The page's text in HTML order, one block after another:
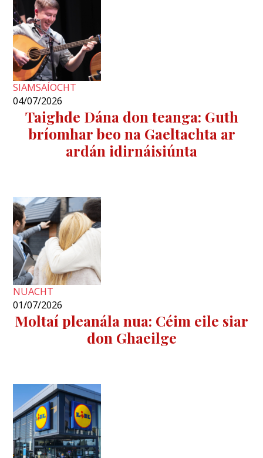
SIAMSAÍOCHT
04/07/2026
Taighde Dána don teanga: Guth
bríomhar beo na Gaeltachta ar
ardán idirnáisiúnta
NUACHT
01/07/2026
Moltaí pleanála nua: Céim eile siar
don Ghaeilge